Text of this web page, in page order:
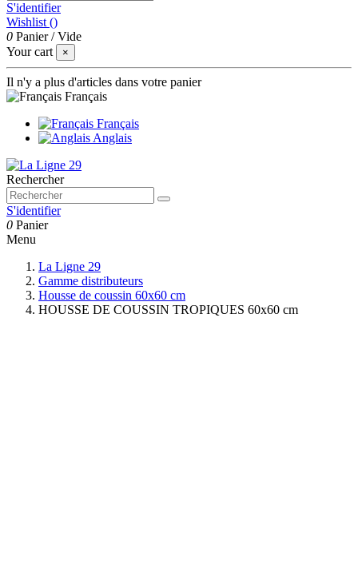
S'identifier
Wishlist ()
0 Panier /Vide
Your cart
×
Il n'y a plus d'articles dans votre panier
Français
Français
Anglais
Rechercher
S'identifier
0 Panier
Menu
La Ligne 29
Gamme distributeurs
Housse de coussin 60x60 cm
HOUSSE DE COUSSIN TROPIQUES 60x60 cm